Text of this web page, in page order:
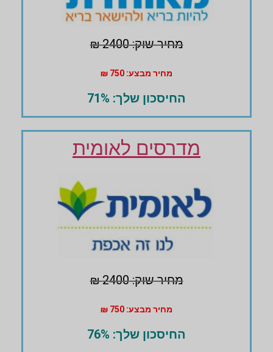
מחיר שוק: 2400 ₪
מחיר מבצע: 750 ₪
החיסכון שלך: 71%
מדרסים לאומית
מחיר שוק: 2400 ₪
מחיר מבצע: 750 ₪
החיסכון שלך: 76%